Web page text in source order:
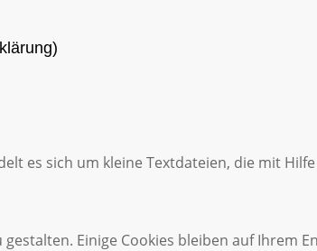
es sich um kleine Textdateien, die mit
Einige Cookies bleiben auf Ihrem